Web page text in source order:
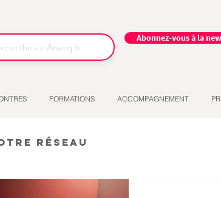
Abonnez-vous à la
FORMATIONS ACCOMPAGNEMENT
réseau